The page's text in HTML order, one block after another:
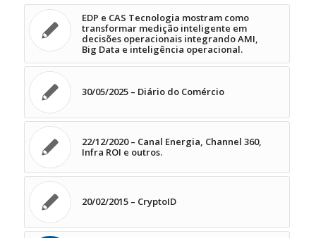
EDP e CAS Tecnologia mostram como
transformar medição inteligente em
decisões operacionais integrando AMI,
Big Data e inteligência operacional.
30/05/2025 – Diário do Comércio
22/12/2020 – Canal Energia, Channel 360,
Infra ROI e outros.
20/02/2015 – CryptoID